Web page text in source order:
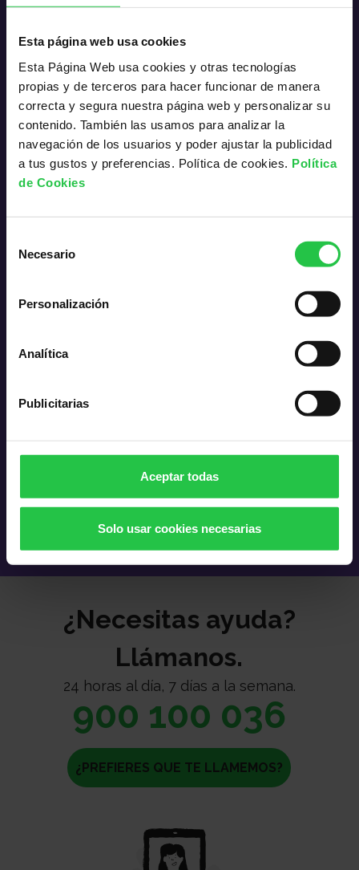
Esta página web usa cookies
Esta Página Web usa cookies y otras tecnologías
propias y de terceros para hacer funcionar de manera
correcta y segura nuestra página web y personalizar su
contenido. También las usamos para analizar la
navegación de los usuarios y poder ajustar la publicidad
a tus gustos y preferencias. Política de cookies. Política
de Cookies
Necesario
Personalización
Analítica
Publicitarias
Aceptar todas
Solo usar cookies necesarias
Atención psicológica
Ayuda para afrontar el malestar emocional derivado
de la enfermedad, los tratamientos y sus efectos
secundarios.
Pautas para mejorar la comunicación y cómo
afrontar la enfermedad con tu familia y niños,
Duelo
Recursos y apoyo emocional ante la pérdida de un
¿Necesitas ayuda?
Llámanos.
24 horas al día, 7 días a la semana.
900 100 036
¿PREFIERES QUE TE LLAMEMOS?